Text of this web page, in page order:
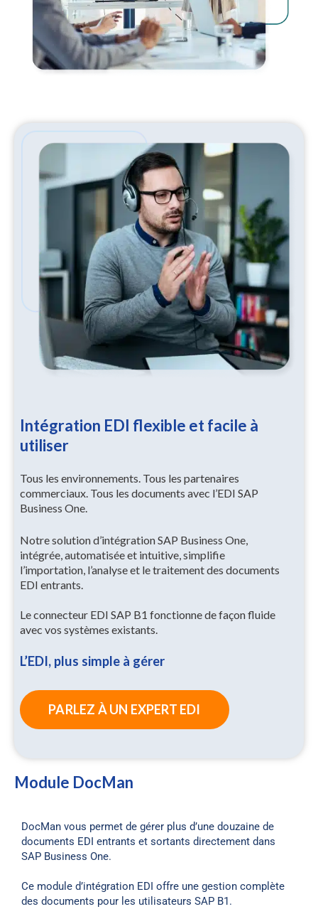
Intégration EDI flexible et facile à
utiliser
Tous les environnements. Tous les partenaires
commerciaux. Tous les documents avec l’EDI SAP
Business One.
Notre solution d’intégration SAP Business One,
intégrée, automatisée et intuitive, simplifie
l’importation, l’analyse et le traitement des documents
EDI entrants.
Le connecteur EDI SAP B1 fonctionne de façon fluide
avec vos systèmes existants.
L’EDI, plus simple à gérer
PARLEZ À UN EXPERT EDI
Module DocMan
DocMan vous permet de gérer plus d’une douzaine de
documents EDI entrants et sortants directement dans
SAP Business One.
Ce module d’intégration EDI offre une gestion complète
des documents pour les utilisateurs SAP B1.